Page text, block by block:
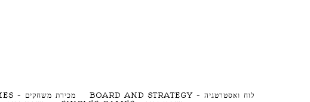
מכירת משחקים – SELLING GAMES
לוח ואסטרטגיה – BOARD AND STRATEGY